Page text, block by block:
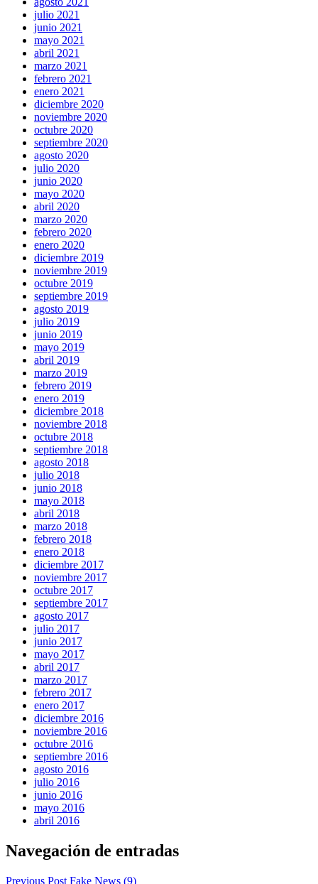
julio 2021
junio 2021
mayo 2021
abril 2021
marzo 2021
febrero 2021
enero 2021
diciembre 2020
noviembre 2020
octubre 2020
septiembre 2020
agosto 2020
julio 2020
junio 2020
mayo 2020
abril 2020
marzo 2020
febrero 2020
enero 2020
diciembre 2019
noviembre 2019
octubre 2019
septiembre 2019
agosto 2019
julio 2019
junio 2019
mayo 2019
abril 2019
marzo 2019
febrero 2019
enero 2019
diciembre 2018
noviembre 2018
octubre 2018
septiembre 2018
agosto 2018
julio 2018
junio 2018
mayo 2018
abril 2018
marzo 2018
febrero 2018
enero 2018
diciembre 2017
noviembre 2017
octubre 2017
septiembre 2017
agosto 2017
julio 2017
junio 2017
mayo 2017
abril 2017
marzo 2017
febrero 2017
enero 2017
diciembre 2016
noviembre 2016
octubre 2016
septiembre 2016
agosto 2016
julio 2016
junio 2016
mayo 2016
abril 2016
Navegación de entradas
Previous Post Fake News (9)